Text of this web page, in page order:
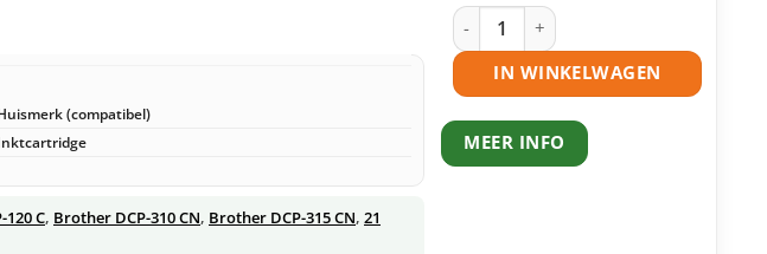
(compatibel)
C, Brother DCP-310 CN, Brother DCP-315 CN, 21
Brother LC900 inktcartridges
IN WINKELWAGEN
MEER INFO